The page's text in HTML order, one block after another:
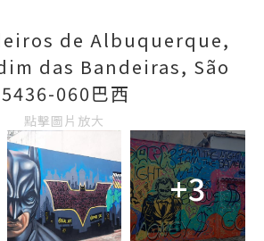
de Albuquerque,
das Bandeiras, São
060巴西
點擊圖片放大
+3